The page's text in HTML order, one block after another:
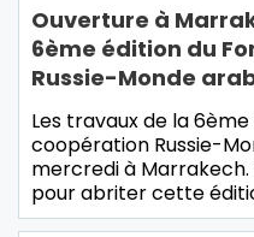
Ouverture à
6ème édition du
Russie-Monde
Les travaux de la
coopération Russie-
mercredi à
pour abriter cette